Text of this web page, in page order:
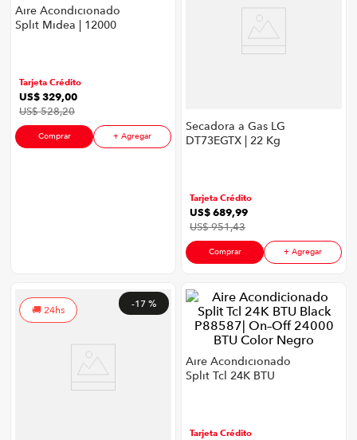
Aire Acondicionado
Split Midea | 12000
Tarjeta Crédito
US$329,00
US$528,20
Comprar + Agregar
Secadora a Gas LG
DT73EGTX | 22 Kg
Tarjeta Crédito
US$689,99
US$951,43
Comprar + Agregar
-17 %
24hs
Aire Acondicionado
Split Tcl 24K BTU
Tarjeta Crédito
9. congelador